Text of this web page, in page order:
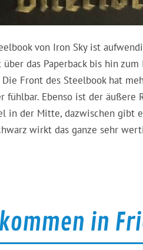
von Iron Sky ist
das Paperback bis hin
Die Front des Steelbook hat
fühlbar. Ebenso ist der
in der Mitte, dazwischen gibt
wirkt das ganze
in